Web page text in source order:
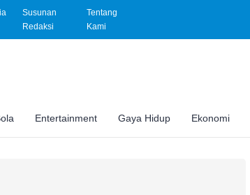
Susunan
Redaksi
Tentang
Kami
Entertainment Gaya Hidup Ekonomi